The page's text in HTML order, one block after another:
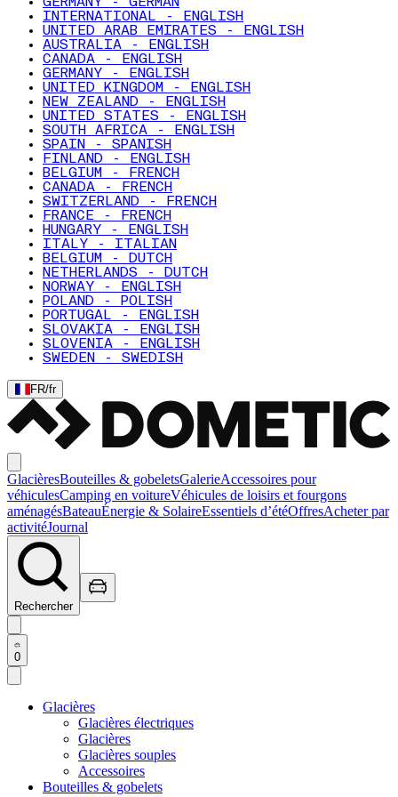
INTERNATIONAL - ENGLISH
UNITED ARAB EMIRATES - ENGLISH
AUSTRALIA - ENGLISH
CANADA - ENGLISH
GERMANY - ENGLISH
UNITED KINGDOM - ENGLISH
NEW ZEALAND - ENGLISH
UNITED STATES - ENGLISH
SOUTH AFRICA - ENGLISH
SPAIN - SPANISH
FINLAND - ENGLISH
BELGIUM - FRENCH
CANADA - FRENCH
SWITZERLAND - FRENCH
FRANCE - FRENCH
HUNGARY - ENGLISH
ITALY - ITALIAN
BELGIUM - DUTCH
NETHERLANDS - DUTCH
NORWAY - ENGLISH
POLAND - POLISH
PORTUGAL - ENGLISH
SLOVAKIA - ENGLISH
SLOVENIA - ENGLISH
SWEDEN - SWEDISH
FR/fr
GlacièresBouteilles & gobeletsGalerieAccessoires pour
véhiculesCamping en voitureVéhicules de loisirs et fourgons
aménagésBateauÉnergie & SolaireEssentiels d’étéOffresAcheter par
activitéJournal
Rechercher
0
Glacières
Glacières électriques
Glacières
Glacières souples
Accessoires
Bouteilles & gobelets